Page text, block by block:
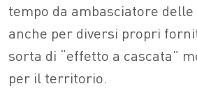
tempo da ambasciatore
anche per diversi propri
sorta di “effetto a cascata”
per il territorio.